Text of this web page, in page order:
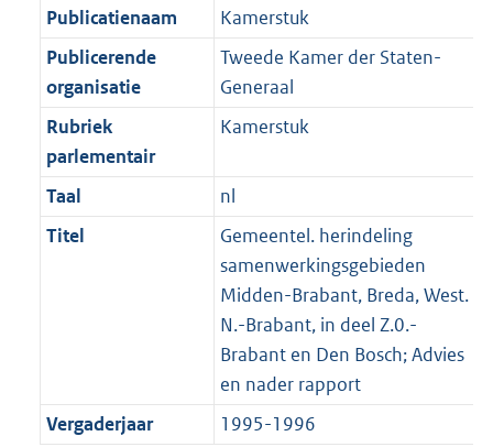
Publicatienaam
Kamerstuk
Publicerende
organisatie
Tweede Kamer der Staten-
Generaal
Rubriek
parlementair
Kamerstuk
Taal
nl
Titel
Gemeentel. herindeling
samenwerkingsgebieden
Midden-Brabant, Breda, West.
N.-Brabant, in deel Z.0.-
Brabant en Den Bosch; Advies
en nader rapport
Vergaderjaar
1995-1996